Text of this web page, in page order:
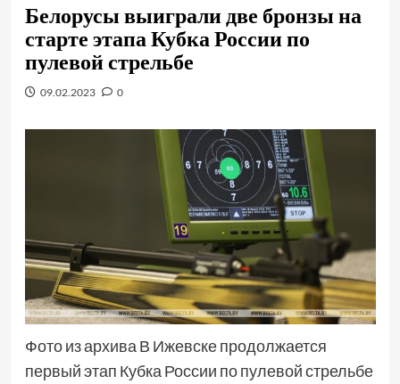
Белорусы выиграли две бронзы на
старте этапа Кубка России по
пулевой стрельбе
09.02.2023 0
Фото из архива В Ижевске продолжается
первый этап Кубка России по пулевой стрельбе